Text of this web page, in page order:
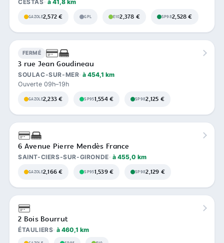
CESTAS à 41,8 km
GAZOLE2,572 € GPL E102,378 € SP982,528 €
FERMÉ
3 rue Jean Goudineau
SOULAC-SUR-MER à 454,1 km
Ouverte 09h–19h
GAZOLE2,233 € SP951,554 € SP982,125 €
6 Avenue Pierre Mendès France
SAINT-CIERS-SUR-GIRONDE à 455,0 km
GAZOLE2,166 € SP951,539 € SP982,129 €
2 Bois Bourrut
ÉTAULIERS à 460,1 km